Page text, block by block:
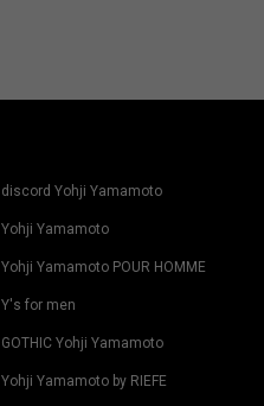
discord Yohji Yamamoto
Yohji Yamamoto
Yohji Yamamoto POUR HOMME
Y's for men
GOTHIC Yohji Yamamoto
Yohji Yamamoto by RIEFE